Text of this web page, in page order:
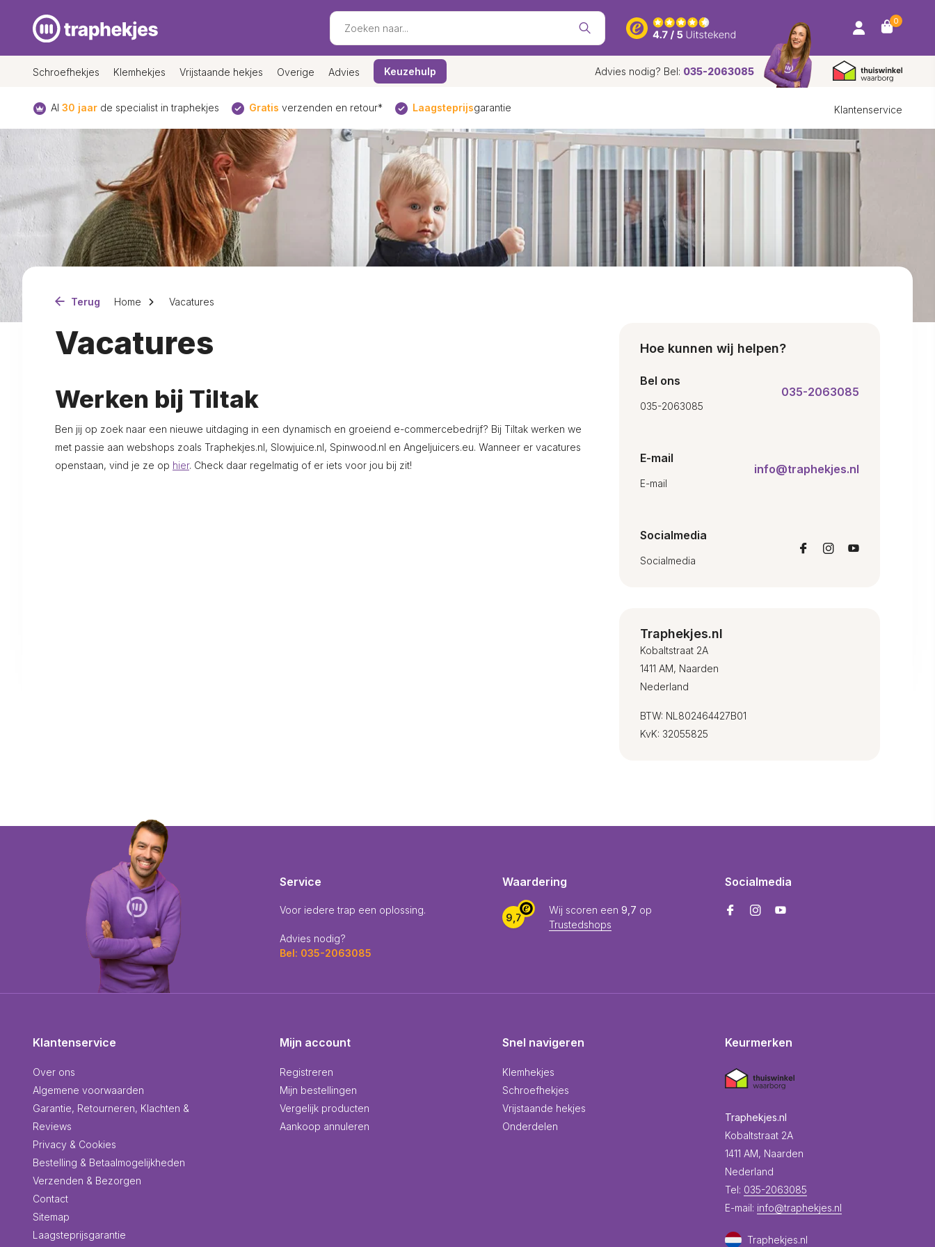
0
Schroefhekjes Klemhekjes Vrijstaande hekjes Overige Advies Keuzehulp Advies nodig? Bel: 035-2063085
Al 30 jaar de specialist in traphekjes Gratis verzenden en retour* Laagsteprijsgarantie Klantenservice
Terug Home Vacatures
Vacatures
Werken bij Tiltak
Ben jij op zoek naar een nieuwe uitdaging in een dynamisch en groeiend e-commercebedrijf? Bij Tiltak werken we
met passie aan webshops zoals Traphekjes.nl, Slowjuice.nl, Spinwood.nl en Angeljuicers.eu. Wanneer er vacatures
openstaan, vind je ze op hier. Check daar regelmatig of er iets voor jou bij zit!
Hoe kunnen wij helpen?
Bel ons
035-2063085
035-2063085
E-mail
E-mail
info@traphekjes.nl
Socialmedia
Socialmedia
Traphekjes.nl
Kobaltstraat 2A
1411 AM, Naarden
Nederland
BTW: NL802464427B01
KvK: 32055825
Service
Voor iedere trap een oplossing.
Advies nodig?
Bel: 035-2063085
Waardering
9,7
Wij scoren een 9,7 op
Trustedshops
Socialmedia
Klantenservice
Over ons
Algemene voorwaarden
Garantie, Retourneren, Klachten &
Reviews
Privacy & Cookies
Bestelling & Betaalmogelijkheden
Verzenden & Bezorgen
Contact
Sitemap
Laagsteprijsgarantie
Mijn account
Registreren
Mijn bestellingen
Vergelijk producten
Aankoop annuleren
Snel navigeren
Klemhekjes
Schroefhekjes
Vrijstaande hekjes
Onderdelen
Keurmerken
Traphekjes.nl
Kobaltstraat 2A
1411 AM, Naarden
Nederland
Tel: 035-2063085
E-mail: info@traphekjes.nl
Traphekjes.nl